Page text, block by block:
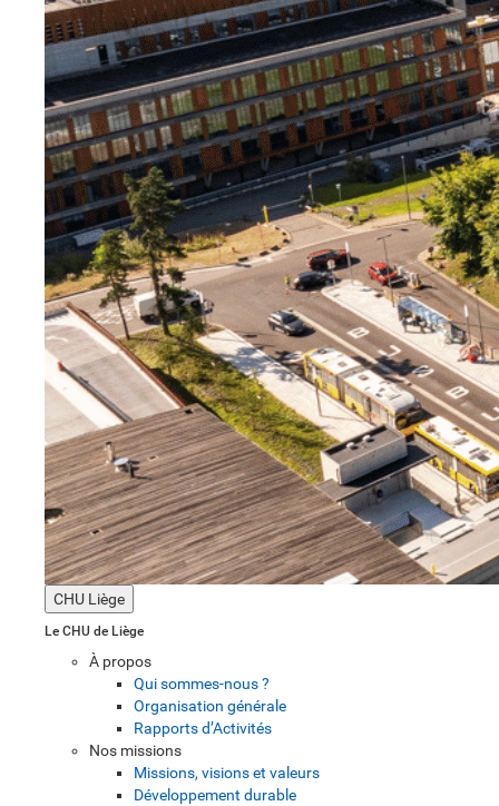
CHU Liège
Le CHU de Liège
À propos
Qui sommes-nous ?
Organisation générale
Rapports d’Activités
Nos missions
Missions, visions et valeurs
Développement durable